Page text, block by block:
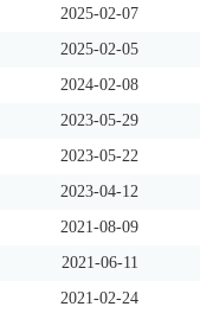
2025-02-07
2025-02-05
2024-02-08
2023-05-29
2023-05-22
2023-04-12
2021-08-09
2021-06-11
2021-02-24